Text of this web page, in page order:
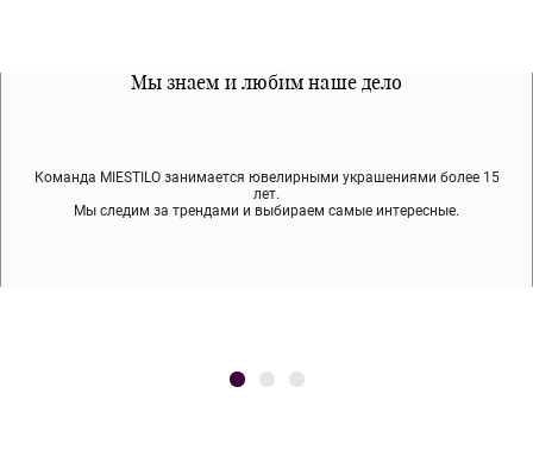
Мы знаем и любим наше дело
Команда MIESTILO занимается ювелирными украшениями более 15
лет.
Мы следим за трендами и выбираем самые интересные.
Все наши материалы гипоалергенны
Мы используем покрытие (родий, ювелирный сплав), которое не
содержит никеля и свинца — это исключает аллергию.
Примерка перед покупкой
Во время доставки спокойно примеряйте украшения, выбирайте те,
что вам нравятся, остальные заберёт курьер.